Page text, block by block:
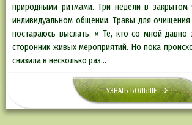
природными ритмами. Три недели в закрытом
индивидуальном общении. Травы для очищения
постараюсь выслать. » Те, кто со мной
сторонник живых мероприятий. Но пока
снизила в несколько раз…
УЗНАТЬ БОЛЬШЕ